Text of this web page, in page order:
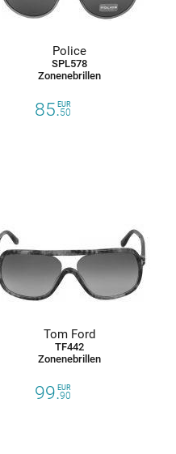
Police
SPL578
Zonenebrillen
85.50
EUR
Tom Ford
TF442
Zonenebrillen
99.90
EUR